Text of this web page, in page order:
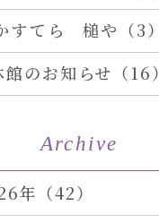
すてら 槌や（3）
館のお知らせ（16）
Archive
年（42）